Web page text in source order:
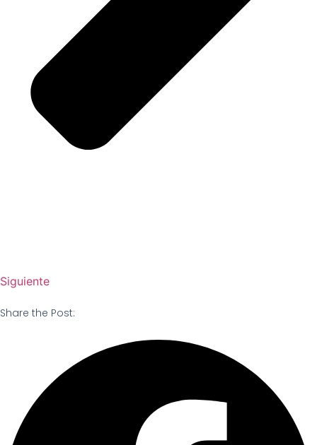
Siguiente
Share the Post: